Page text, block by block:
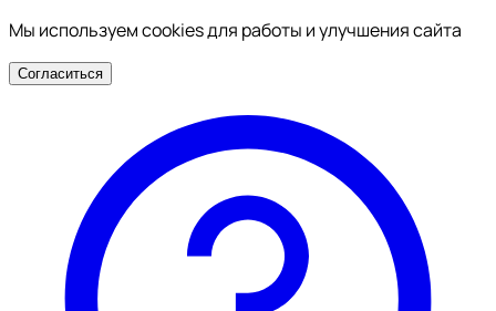
Мы используем cookies для работы и улучшения сайта
Согласиться